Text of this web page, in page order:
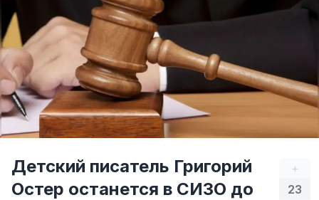
+
23
Детский писатель Григорий
Остер останется в СИЗО до